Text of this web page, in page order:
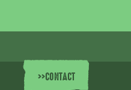
>>CONTACT